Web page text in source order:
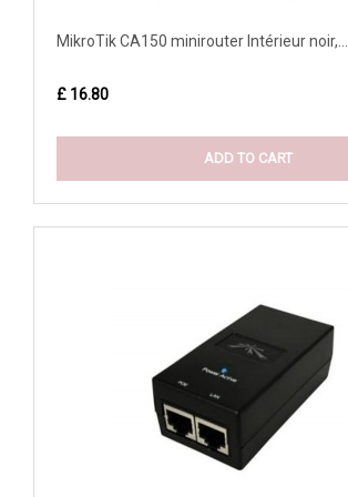
MikroTik CA150 minirouter Intérieur noir,...
£ 16.80
ADD TO CART